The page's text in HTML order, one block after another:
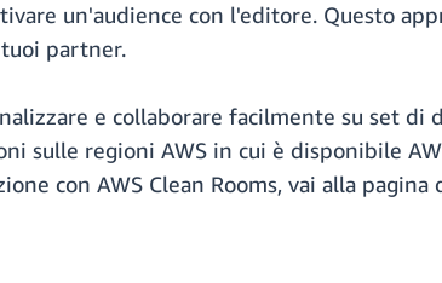
un'audience con l'editore. Questo
partner.
e collaborare facilmente su set
regioni AWS in cui è disponibile
con AWS Clean Rooms, vai alla pagina